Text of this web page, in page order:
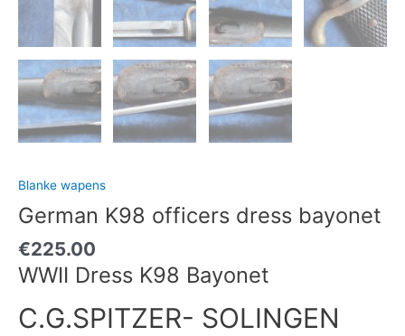
Blanke wapens
German K98 officers dress bayonet
€225.00
WWII Dress K98 Bayonet
C.G.SPITZER- SOLINGEN